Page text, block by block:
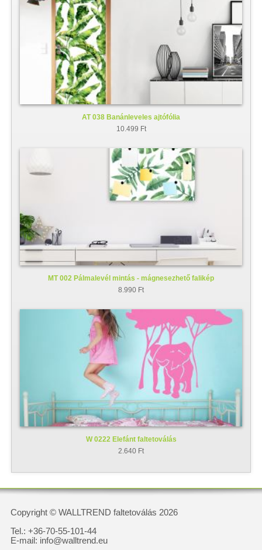
AT 038 Banánleveles ajtófólia
10.499 Ft
MT 002 Pálmalevél mintás - mágnesezhető falikép
8.990 Ft
W 0222 Elefánt faltetoválás
2.640 Ft
Copyright © WALLTREND faltetoválás 2026
Tel.: +36-70-55-101-44
E-mail: info@walltrend.eu